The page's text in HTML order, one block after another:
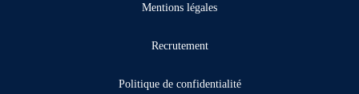
Mentions légales
Recrutement
Politique de confidentialité